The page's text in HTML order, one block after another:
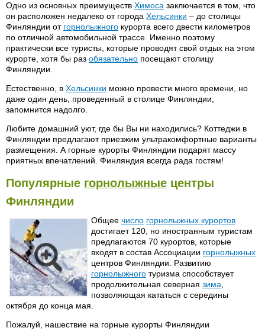
Одно из основных преимуществ Химоса заключается в том, что
он расположен недалеко от города Хельсинки – до столицы
Финляндии от горнолыжного курорта всего двести километров
по отличной автомобильной трассе. Именно поэтому
практически все туристы, которые проводят свой отдых на этом
курорте, хотя бы раз обязательно посещают столицу
Финляндии.
Естественно, в Хельсинки можно провести много времени, но
даже один день, проведенный в столице Финляндии,
запомнится надолго.
Любите домашний уют, где бы Вы ни находились? Коттеджи в
Финляндии предлагают приезжим ультракомфортные варианты
размещения. А горные курорты Финляндии подарят массу
приятных впечатлений. Финляндия всегда рада гостям!
Популярные горнолыжные центры
Финляндии
Общее число горнолыжных курортов
достигает 120, но иностранным туристам
предлагаются 70 курортов, которые
входят в состав Ассоциации горнолыжных
центров Финляндии. Развитию
горнолыжного туризма способствует
продолжительная северная зима
позволяющая кататься с середины
октября до конца мая.
Пожалуй, нашествие на горные курорты Финляндии